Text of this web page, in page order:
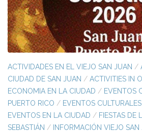
ACTIVIDADES EN EL VIEJO SAN JUAN /
CIUDAD DE SAN JUAN / ACTIVITIES IN
ECONOMIA EN LA CIUDAD / EVENTOS
PUERTO RICO / EVENTOS
EVENTOS EN LA CIUDAD / FIESTAS DE
SEBASTIÁN / INFORMACIÓN VIEJO SAN